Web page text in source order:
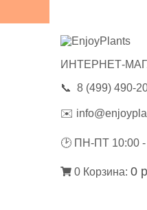
ИНТЕРНЕТ-
📞 8 (499) 490-
✉️
🕑 ПН-ПТ 10:00 -
0 Корзина: 0